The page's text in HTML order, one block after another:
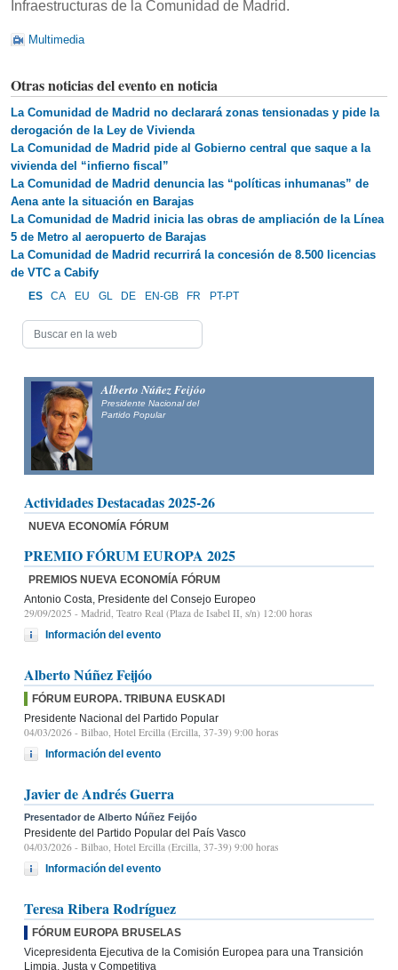
Infraestructuras de la Comunidad de Madrid.
Multimedia
Otras noticias del evento en noticia
La Comunidad de Madrid no declarará zonas tensionadas y pide la
derogación de la Ley de Vivienda
La Comunidad de Madrid pide al Gobierno central que saque a la
vivienda del “infierno fiscal”
La Comunidad de Madrid denuncia las “políticas inhumanas” de
Aena ante la situación en Barajas
La Comunidad de Madrid inicia las obras de ampliación de la Línea
5 de Metro al aeropuerto de Barajas
La Comunidad de Madrid recurrirá la concesión de 8.500 licencias
de VTC a Cabify
ES CA EU GL DE EN-GB FR PT-PT
Alberto Núñez Feijóo
Presidente Nacional del
Partido Popular
Actividades Destacadas 2025-26
NUEVA ECONOMÍA FÓRUM
PREMIO FÓRUM EUROPA 2025
PREMIOS NUEVA ECONOMÍA FÓRUM
Antonio Costa, Presidente del Consejo Europeo
29/09/2025 - Madrid, Teatro Real (Plaza de Isabel II, s/n) 12:00 horas
Información del evento
Alberto Núñez Feijóo
FÓRUM EUROPA. TRIBUNA EUSKADI
Presidente Nacional del Partido Popular
04/03/2026 - Bilbao, Hotel Ercilla (Ercilla, 37-39) 9:00 horas
Información del evento
Javier de Andrés Guerra
Presentador de Alberto Núñez Feijóo
Presidente del Partido Popular del País Vasco
04/03/2026 - Bilbao, Hotel Ercilla (Ercilla, 37-39) 9:00 horas
Información del evento
Teresa Ribera Rodríguez
FÓRUM EUROPA BRUSELAS
Vicepresidenta Ejecutiva de la Comisión Europea para una Transición
Limpia, Justa y Competitiva